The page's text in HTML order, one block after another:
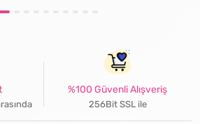
%100 Güvenli Alışveriş
256Bit SSL ile